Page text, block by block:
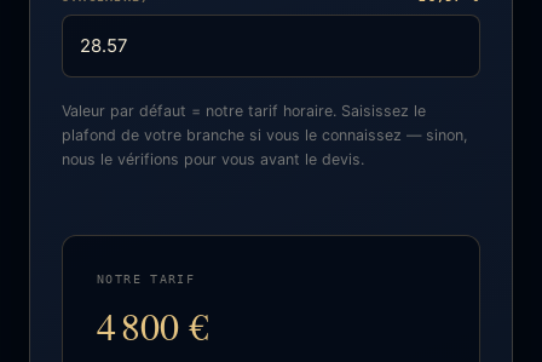
Valeur par défaut = notre tarif horaire. Saisissez le
plafond de votre branche si vous le connaissez — sinon,
nous le vérifions pour vous avant le devis.
NOTRE TARIF
4 800 €